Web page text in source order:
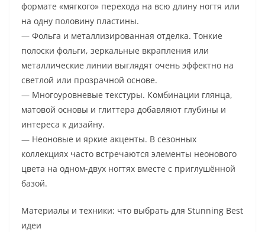
формате «мягкого» перехода на всю длину ногтя или
на одну половину пластины.
— Фольга и металлизированная отделка. Тонкие
полоски фольги, зеркальные вкрапления или
металлические линии выглядят очень эффектно на
светлой или прозрачной основе.
— Многоуровневые текстуры. Комбинации глянца,
матовой основы и глиттера добавляют глубины и
интереса к дизайну.
— Неоновые и яркие акценты. В сезонных
коллекциях часто встречаются элементы неонового
цвета на одном-двух ногтях вместе с приглушённой
базой.
Материалы и техники: что выбрать для Stunning Best
идеи